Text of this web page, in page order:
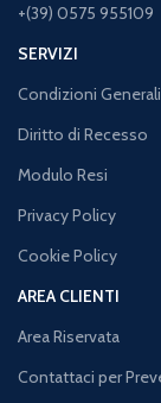
+(39) 0575 955109
SERVIZI
Condizioni
Diritto di Recesso
Modulo Resi
Privacy Policy
Cookie Policy
AREA CLIENTI
Area Riservata
Contattaci per